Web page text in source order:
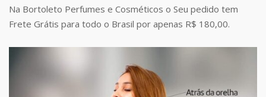
Na Bortoleto Perfumes e Cosméticos o Seu pedido tem
Frete Grátis para todo o Brasil por apenas R$ 180,00.